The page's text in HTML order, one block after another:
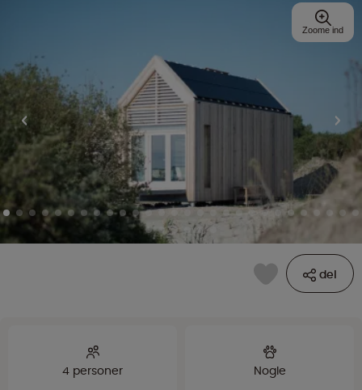
del
Zoome ind
4 personer Nogle